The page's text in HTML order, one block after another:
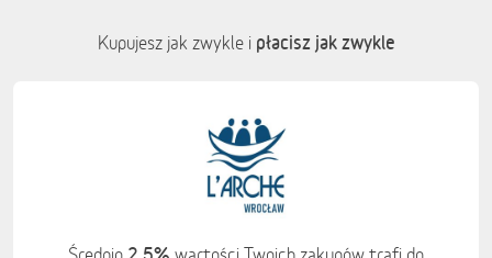
Kupujesz jak zwykle i płacisz jak zwykle
2,5%